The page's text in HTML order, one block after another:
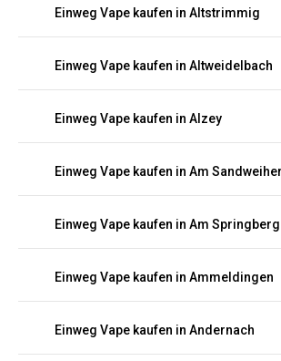
Einweg Vape kaufen in Altstrimmig
Einweg Vape kaufen in Altweidelbach
Einweg Vape kaufen in Alzey
Einweg Vape kaufen in Am Sandweiher
Einweg Vape kaufen in Am Springberg
Einweg Vape kaufen in Ammeldingen
Einweg Vape kaufen in Andernach